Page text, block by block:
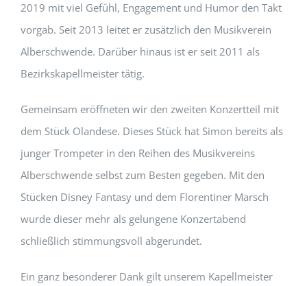
2019 mit viel Gefühl, Engagement und Humor den Takt
vorgab. Seit 2013 leitet er zusätzlich den Musikverein
Alberschwende. Darüber hinaus ist er seit 2011 als
Bezirkskapellmeister tätig.
Gemeinsam eröffneten wir den zweiten Konzertteil mit
dem Stück Olandese. Dieses Stück hat Simon bereits als
junger Trompeter in den Reihen des Musikvereins
Alberschwende selbst zum Besten gegeben. Mit den
Stücken Disney Fantasy und dem Florentiner Marsch
wurde dieser mehr als gelungene Konzertabend
schließlich stimmungsvoll abgerundet.
Ein ganz besonderer Dank gilt unserem Kapellmeister